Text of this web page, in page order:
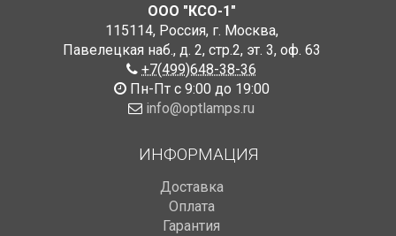
ООО "КСО-1"
115114, Россия, г. Москва,
Павелецкая наб., д. 2, стр.2, эт. 3, оф. 63
+7(499)648-38-36
Пн-Пт с 9:00 до 19:00
info@optlamps.ru
ИНФОРМАЦИЯ
Доставка
Оплата
Гарантия